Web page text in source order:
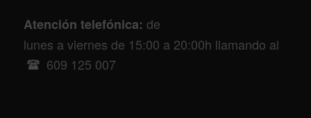
Atención telefónica: de
lunes a viernes de 15:00 a 20:00h llamando al
609 125 007